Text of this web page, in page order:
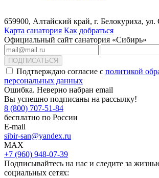
659900, Алтайский край, г. Белокуриха, ул.
Карта санатория Как добраться
Официальный сайт санатория «Сибирь»
ПОДПИСАТЬСЯ
Подтверждаю согласие с политикой
персональных данных
Ошибка. Неверно набран email
Вы успешно подписаны на рассылку!
8 (800) 707-51-84
бесплатно по России
E-mail
sibir-san@yandex.ru
MAX
+7 (960) 948-07-39
Подписывайтесь на нас и следите за
социальных сетях: